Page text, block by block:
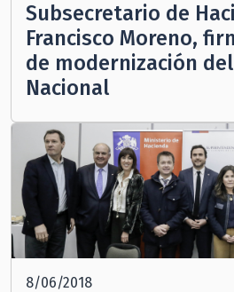
Subsecretario de
Francisco Moreno,
de modernización
Nacional
8/06/2018